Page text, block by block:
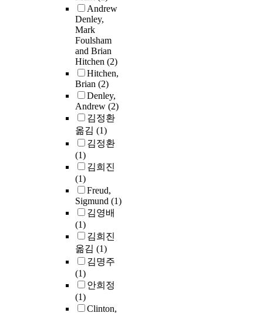
Andrew
Denley,
Mark
Foulsham
and Brian
Hitchen (2)
Hitchen,
Brian (2)
Denley,
Andrew (2)
김정환
옮김 (1)
김정환
(1)
김희진
(1)
Freud,
Sigmund (1)
김영배
(1)
김희진
옮김 (1)
김명주
(1)
안희정
(1)
Clinton,